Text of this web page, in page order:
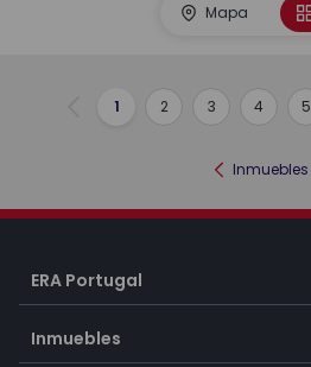
Mapa
Anterior
1 2 3 4 5
Inmuebles
ERA Portugal
Inmuebles